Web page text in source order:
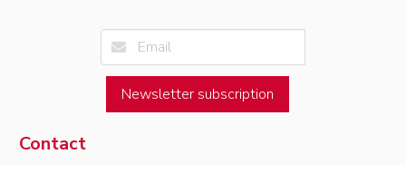
Newsletter subscription
Contact